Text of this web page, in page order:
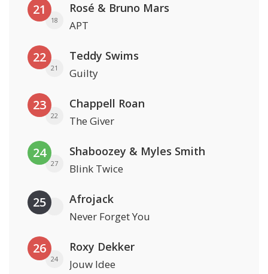
21
18
Rosé & Bruno Mars
APT
22
21
Teddy Swims
Guilty
23
22
Chappell Roan
The Giver
24
27
Shaboozey & Myles Smith
Blink Twice
25 Afrojack
Never Forget You
26
24
Roxy Dekker
Jouw Idee